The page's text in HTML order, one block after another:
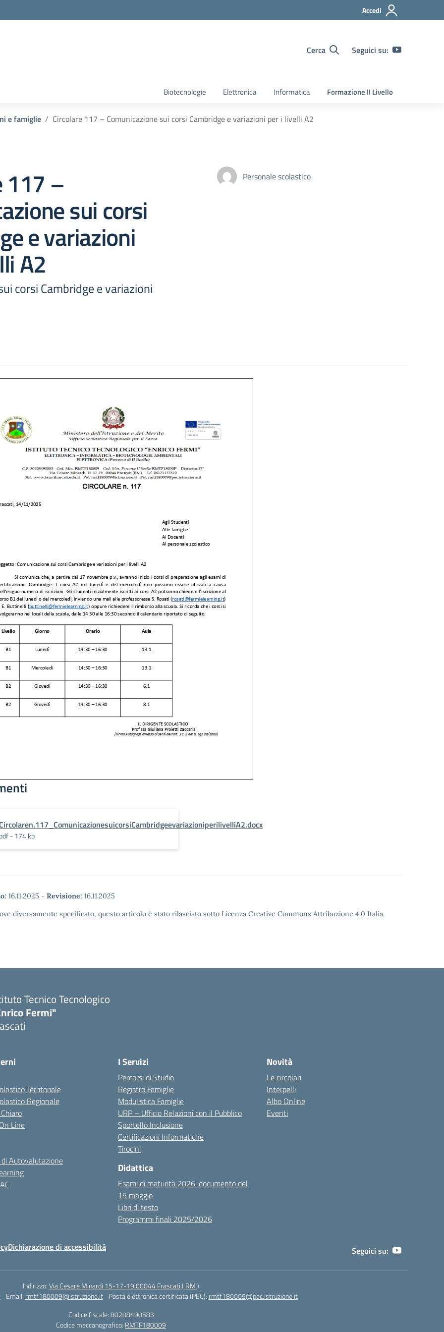
Accedi
Cerca Seguici su:
Biotecnologie Elettronica Informatica Formazione II Livello
e famiglie Circolare 117 – Comunicazione sui corsi Cambridge e variazioni per i livelli A2
117 –
sui corsi
e variazioni
A2
corsi Cambridge e variazioni
Personale scolastico
- 174 kb
16.11.2025 - Revisione: 16.11.2025
diversamente specificato, questo articolo è stato rilasciato sotto Licenza Creative Commons Attribuzione 4.0 Italia.
Tecnico Tecnologico
Fermi"
Territoriale
Regionale
Line
Autovalutazione
I Servizi
Percorsi di Studio
Registro Famiglie
Modulistica Famiglie
URP – Ufficio Relazioni con il Pubblico
Sportello Inclusione
Certificazioni Informatiche
Tirocini
Didattica
Esami di maturità 2026: documento del
15 maggio
Libri di testo
Programmi finali 2025/2026
Novità
Le circolari
Interpelli
Albo Online
Eventi
Dichiarazione di accessibilità Seguici su:
Indirizzo:Via Cesare Minardi 15-17-19 00044 Frascati ( RM )
Email: rmtf180009@istruzione.it Posta elettronica certificata (PEC): rmtf180009@pec.istruzione.it
Codice fiscale: 80208490583
Codice meccanografico: RMTF180009